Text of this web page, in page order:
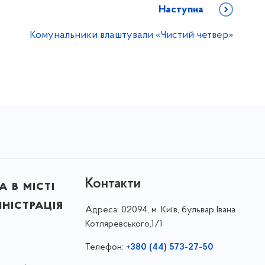
Наступна
Комунальники влаштували «Чистий четвер»
в місті
Контакти
Адреса: 02094, м. Київ, бульвар Івана
Котляревського,1/1
Телефон: +380 (44) 573-27-50